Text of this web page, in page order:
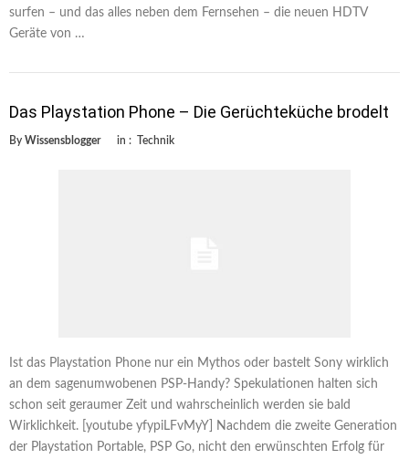
surfen – und das alles neben dem Fernsehen – die neuen HDTV
Geräte von …
Das Playstation Phone – Die Gerüchteküche brodelt
By Wissensblogger in : Technik
Ist das Playstation Phone nur ein Mythos oder bastelt Sony wirklich
an dem sagenumwobenen PSP-Handy? Spekulationen halten sich
schon seit geraumer Zeit und wahrscheinlich werden sie bald
Wirklichkeit. [youtube yfypiLFvMyY] Nachdem die zweite Generation
der Playstation Portable, PSP Go, nicht den erwünschten Erfolg für